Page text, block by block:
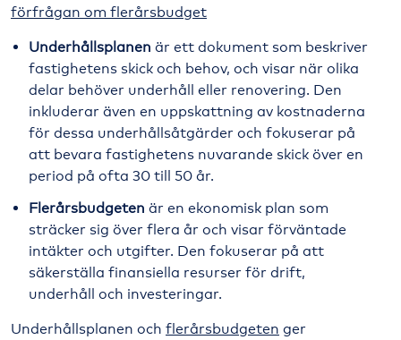
förfrågan om flerårsbudget
Underhållsplanen är ett dokument som beskriver
fastighetens skick och behov, och visar när olika
delar behöver underhåll eller renovering. Den
inkluderar även en uppskattning av kostnaderna
för dessa underhållsåtgärder och fokuserar på
att bevara fastighetens nuvarande skick över en
period på ofta 30 till 50 år.
Flerårsbudgeten är en ekonomisk plan som
sträcker sig över flera år och visar förväntade
intäkter och utgifter. Den fokuserar på att
säkerställa finansiella resurser för drift,
underhåll och investeringar.
Underhållsplanen och flerårsbudgeten ger